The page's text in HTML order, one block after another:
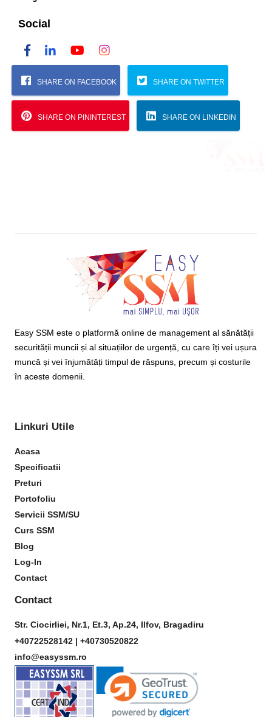
Social
SHARE ON FACEBOOK SHARE ON TWITTER
SHARE ON PININTEREST SHARE ON LINKEDIN
Easy SSM este o platformă online de management al sănătății
securității muncii și al situațiilor de urgență, cu care îți vei ușura
muncă și vei înjumătăți timpul de răspuns, precum și costurile
în aceste domenii.
Linkuri Utile
Acasa
Specificatii
Preturi
Portofoliu
Servicii SSM/SU
Curs SSM
Blog
Log-In
Contact
Contact
Str. Ciocirliei, Nr.1, Et.3, Ap.24, Ilfov, Bragadiru
+40722528142 | +40730520822
info@easyssm.ro